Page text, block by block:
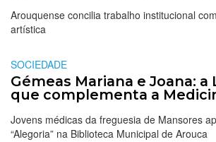
Arouquense concilia trabalho institucional
artística
SOCIEDADE
Gémeas Mariana e Joana:
que complementa a
Jovens médicas da freguesia de Mansores
“Alegoria” na Biblioteca Municipal de Arouca